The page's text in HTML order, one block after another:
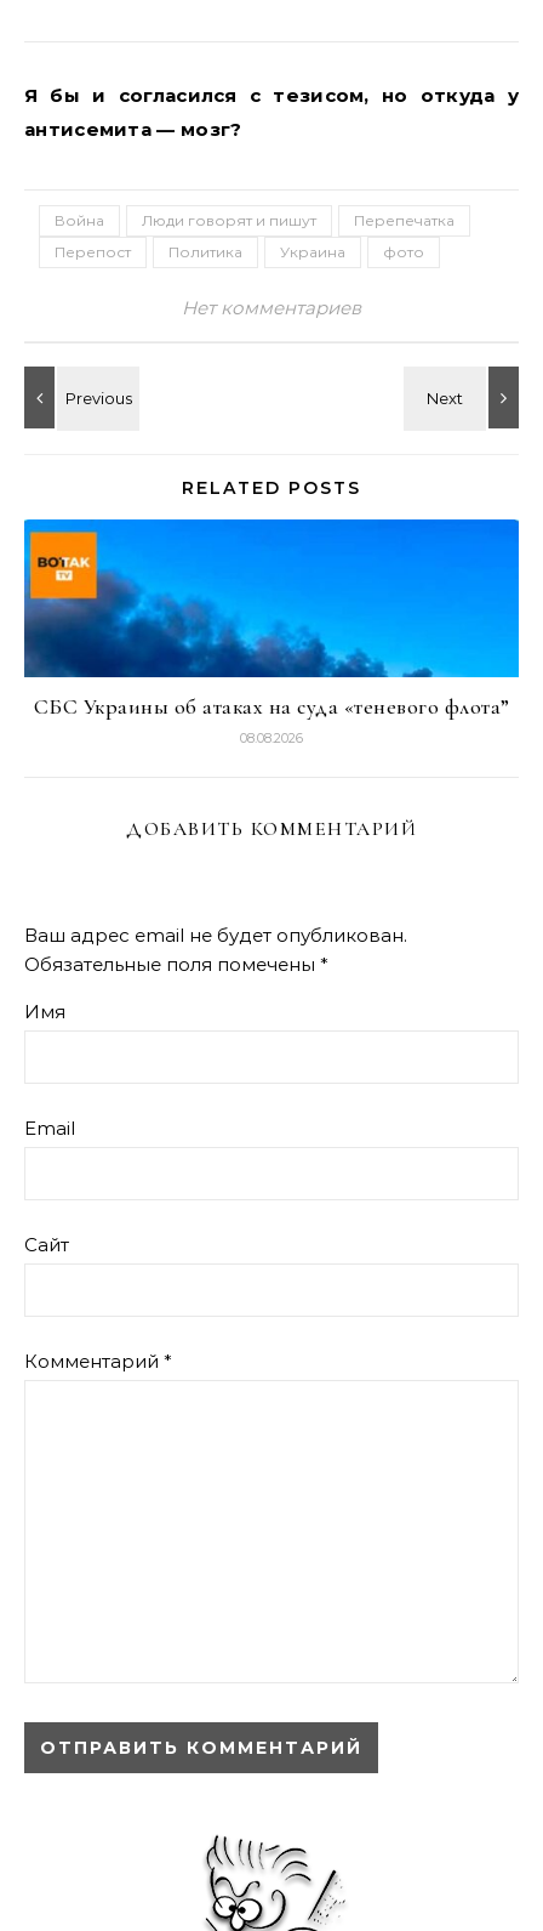
Я бы и согласился с тезисом, но откуда у
антисемита — мозг?
Война Люди говорят и пишут
Перепечатка
Перепост
Политика Украина фото
Нет комментариев
RELATED POSTS
СБС Украины об атаках на суда «теневого флота”
08.08.2026
ДОБАВИТЬ КОММЕНТАРИЙ
Ваш адрес email не будет опубликован.
Обязательные поля помечены *
Имя
Email
Сайт
Комментарий *